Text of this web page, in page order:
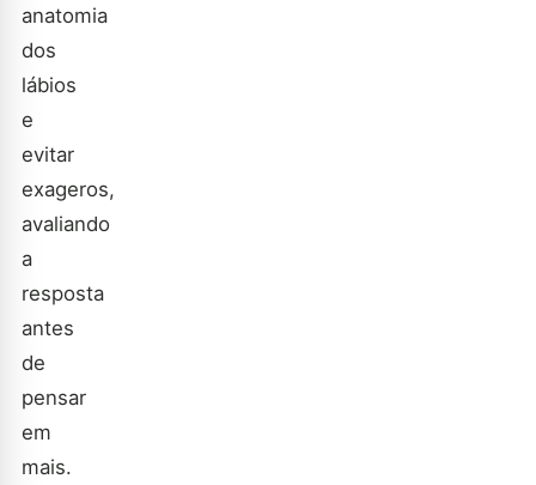
anatomia
dos
lábios
e
evitar
exageros,
avaliando
a
resposta
antes
de
pensar
em
mais.